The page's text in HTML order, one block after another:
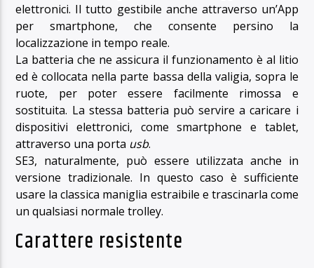
elettronici. Il tutto gestibile anche attraverso un’App
per smartphone, che consente persino la
localizzazione in tempo reale.
La batteria che ne assicura il funzionamento è al litio
ed è collocata nella parte bassa della valigia, sopra le
ruote, per poter essere facilmente rimossa e
sostituita. La stessa batteria può servire a caricare i
dispositivi elettronici, come smartphone e tablet,
attraverso una porta usb.
SE3, naturalmente, può essere utilizzata anche in
versione tradizionale. In questo caso è sufficiente
usare la classica maniglia estraibile e trascinarla come
un qualsiasi normale trolley.
Carattere resistente